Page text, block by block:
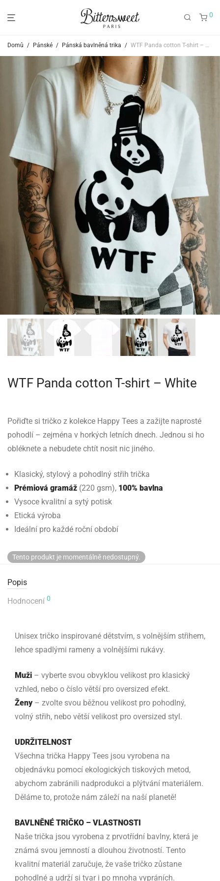
0
Domů / Pánské / Pánská bavlněná trika / WTF Panda cotton T-shirt – White
WTF Panda cotton T-shirt – White
Pořiďte si tričko z kolekce Happy Tees a zažijte naprosté
pohodlí – zejména v horkých letních dnech. Jednou si ho
obléknete a nebudete chtít nosit nic jiného.
Klasický, stylový a pohodlný střih trička
Prémiová gramáž (220 gsm), 100% bavlna
Vysoce kvalitní a sytý potisk
Etická výroba
Ideální pro každé roční období
Tento produkt je momentálně nedostupný.
Popis
Hodnocení 0
Unisex tričko inspirované dětstvím, s volnějším střihem,
lehce spadlými rameny a volnějšími rukávy.
Muži – vyberte svou obvyklou velikost pro klasický
vzhled, nebo o číslo větší pro oversized efekt.
Ženy– zvolte svou běžnou velikost pro pohodlný,
volný střih, nebo větší velikost pro oversized styl.
UDRŽITELNOST
Všechna trička Happy Tees jsou vyrobena na
objednávku pomocí ekologických tiskových metod,
abychom zabránili nadprodukci a plýtvání materiálem.
Děláme to, protože nám záleží na naší planetě!
BAVLNĚNÉ TRIČKO – VLASTNOSTI
Naše trička jsou vyrobena z prvotřídní bavlny, která je
známá svou jemností a dlouhou životností. Tento
kvalitní materiál zaručuje, že vaše tričko zůstane
pohodlné a udrží si tvar i po mnoha vypráních.